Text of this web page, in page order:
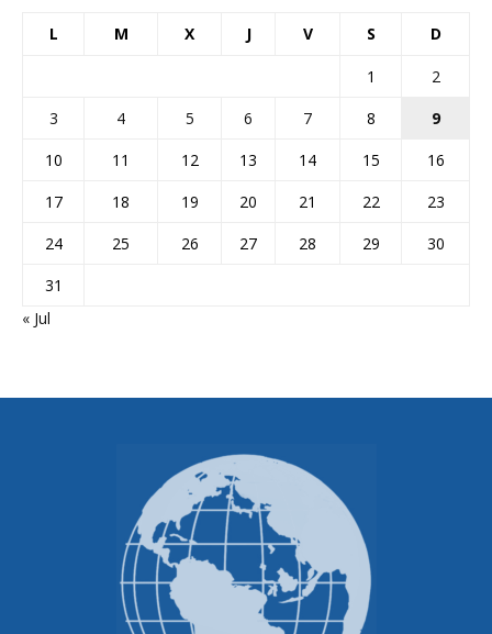
L M X J V S D
1
2
3
4 5 6 7 8
9
10
11 12 13 14 15
16
17
18 19 20 21 22
23
24
25 26 27 28 29
30
31
« Jul